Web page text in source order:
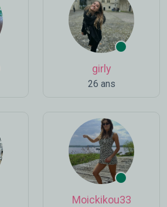
girly
26 ans
Moickikou33